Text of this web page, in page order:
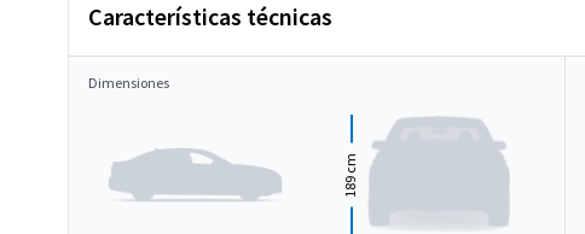
Características técnicas
Dimensiones
189
cm